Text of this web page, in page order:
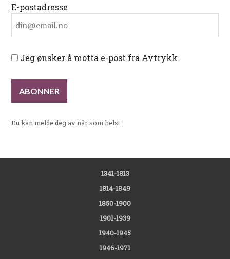
E-postadresse
Jeg ønsker å motta e-post fra Avtrykk.
Du kan melde deg av når som helst.
1341-1813
1814-1849
1850-1900
1901-1939
1940-1945
1946-1971